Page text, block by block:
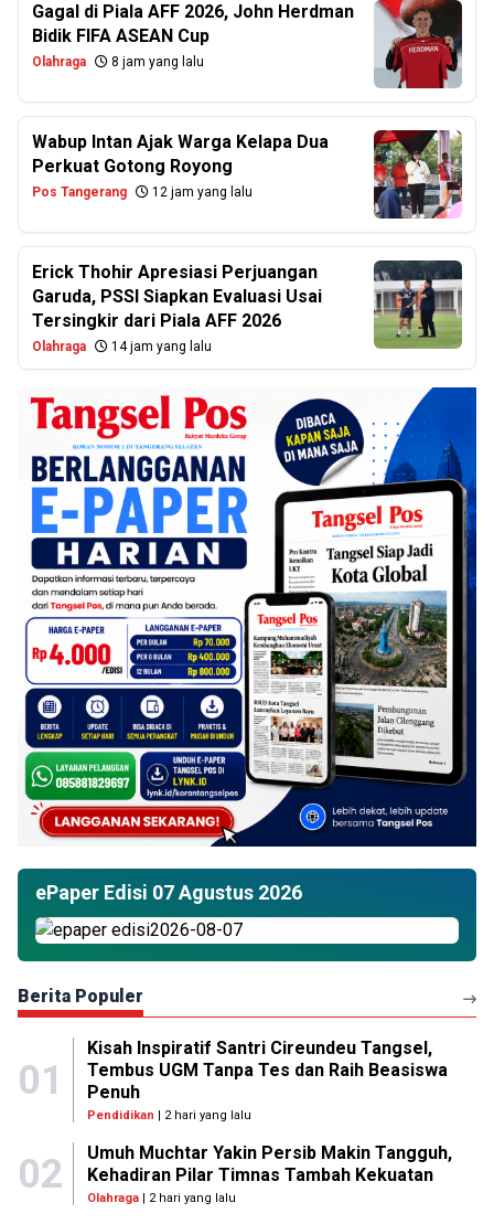
Gagal di Piala AFF 2026, John Herdman
Bidik FIFA ASEAN Cup
Olahraga 8 jam yang lalu
Wabup Intan Ajak Warga Kelapa Dua
Perkuat Gotong Royong
Pos Tangerang 12 jam yang lalu
Erick Thohir Apresiasi Perjuangan
Garuda, PSSI Siapkan Evaluasi Usai
Tersingkir dari Piala AFF 2026
Olahraga 14 jam yang lalu
ePaper Edisi 07 Agustus 2026
Berita Populer
01
Kisah Inspiratif Santri Cireundeu Tangsel,
Tembus UGM Tanpa Tes dan Raih Beasiswa
Penuh
Pendidikan | 2 hari yang lalu
02
Umuh Muchtar Yakin Persib Makin Tangguh,
Kehadiran Pilar Timnas Tambah Kekuatan
Olahraga| 2 hari yang lalu